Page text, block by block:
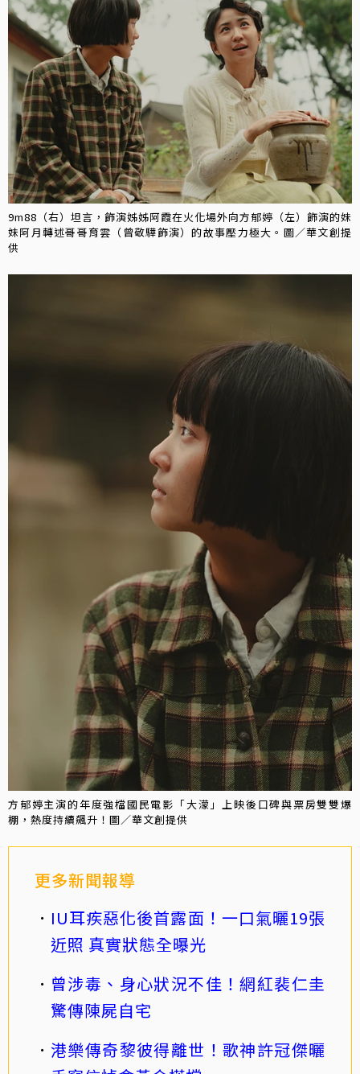
9m88（右）坦言，飾演姊姊阿霞在火化場外向方郁婷（左）飾演的妹
妹阿月轉述哥哥育雲（曾敬驊飾演）的故事壓力極大。圖／華文創提
供
方郁婷主演的年度強檔國民電影「大濛」上映後口碑與票房雙雙爆
棚，熱度持續飆升！圖／華文創提供
更多新聞報導
IU耳疾惡化後首露面！一口氣曬19張
近照 真實狀態全曝光
曾涉毒、身心狀況不佳！網紅裴仁圭
驚傳陳屍自宅
港樂傳奇黎彼得離世！歌神許冠傑曬